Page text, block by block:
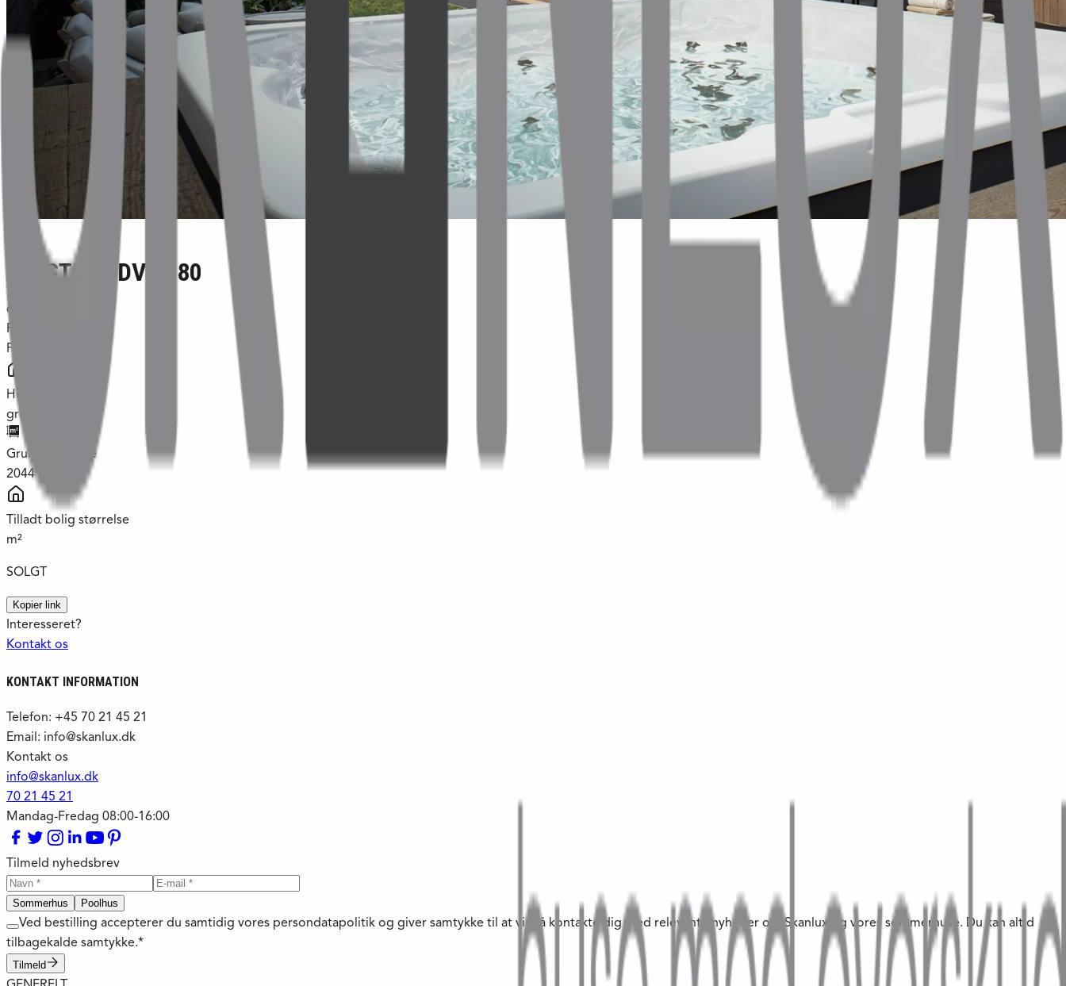
GL. STRANDVEJ 80
6854
Pris
Fra
Hustype
grund
Grund størrelse
2044m²
Tilladt bolig størrelse
m²
SOLGT
Kopier link
Interesseret?
Kontakt os
KONTAKT INFORMATION
Telefon: +45 70 21 45 21
Email: info@skanlux.dk
Kontakt os
info@skanlux.dk
70 21 45 21
Mandag-Fredag 08:00-16:00
Tilmeld nyhedsbrev
Sommerhus Poolhus
Ved bestilling accepterer du samtidig vores persondatapolitik og giver samtykke til at vi må kontakte dig med relevante nyheder om Skanlux og vores sommerhuse. Du kan altid
tilbagekalde samtykke.*
Tilmeld